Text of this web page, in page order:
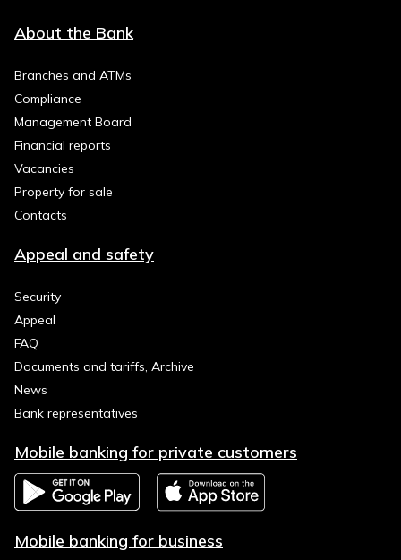
About the Bank
Branches and ATMs
Compliance
Management Board
Financial reports
Vacancies
Property for sale
Contacts
Appeal and safety
Security
Appeal
FAQ
Documents and tariffs, Archive
News
Bank representatives
Mobile banking for private customers
Mobile banking for business